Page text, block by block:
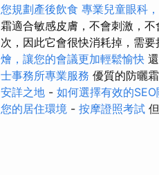
您規劃產後飲食 專業兒童眼科
霜適合敏感皮膚，不會刺激，
次，因此它會很快消耗掉，需要
燴，讓您的會議更加輕鬆愉快
士事務所專業服務 優質的防曬霜
安詳之地 - 如何選擇有效的
您的居住環境 - 按摩證照考試